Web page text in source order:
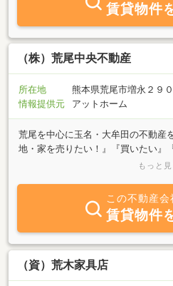
賃貸物件
（株）荒尾中央不動産
所在地
熊本県荒尾市増永２９
情報提供元
アットホーム
荒尾を中心に玉名・大牟田の不動産
地・家を売りたい！』『買いたい』
ンの事を詳しく知りたい』『相続の
もっと見
この不動産会
賃貸物件
（資）荒木家具店